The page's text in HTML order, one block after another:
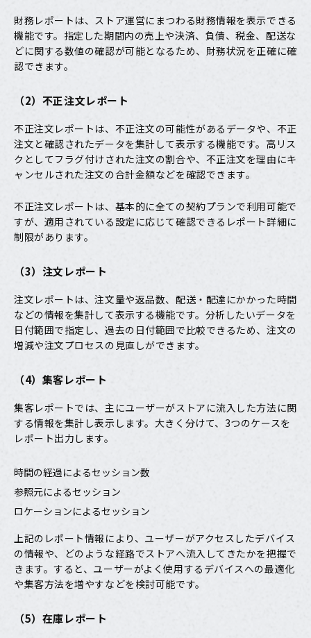
財務レポートは、ストア運営にまつわる財務情報を表示できる
機能です。指定した期間内の売上や決済、負債、税金、配送な
どに関する数値の確認が可能となるため、財務状況を正確に確
認できます。
（2）不正注文レポート
不正注文レポートは、不正注文の可能性があるデータや、不正
注文と確認されたデータを集計して表示する機能です。高リス
クとしてフラグ付けされた注文の割合や、不正注文を理由にキ
ャンセルされた注文の合計金額などを確認できます。
不正注文レポートは、基本的に全ての契約プランで利用可能で
すが、適用されている設定に応じて確認できるレポート詳細に
制限があります。
（3）注文レポート
注文レポートは、注文量や返品数、配送・配達にかかった時間
などの情報を集計して表示する機能です。分析したいデータを
日付範囲で指定し、過去の日付範囲で比較できるため、注文の
増減や注文プロセスの見直しができます。
（4）集客レポート
集客レポートでは、主にユーザーがストアに流入した方法に関
する情報を集計し表示します。大きく分けて、3つのケースを
レポート出力します。
時間の経過によるセッション数
参照元によるセッション
ロケーションによるセッション
上記のレポート情報により、ユーザーがアクセスしたデバイス
の情報や、どのような経路でストアへ流入してきたかを把握で
きます。すると、ユーザーがよく使用するデバイスへの最適化
や集客方法を増やすなどを検討可能です。
（5）在庫レポート